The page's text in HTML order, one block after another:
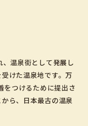
温泉街として発展し
けた温泉地です。万
をつけるために提出さ
ら、日本最古の温泉